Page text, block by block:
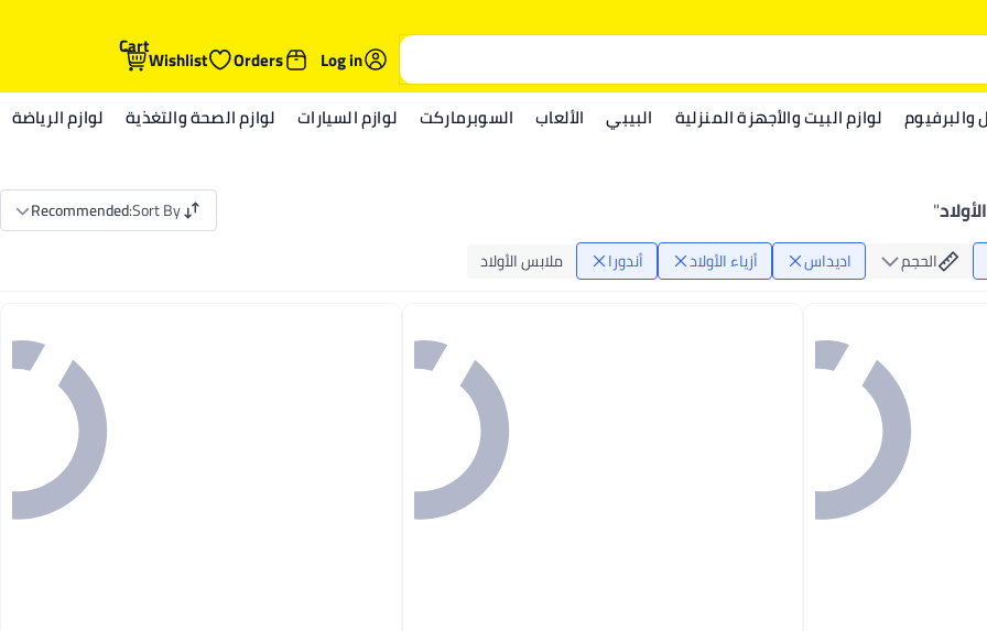
Log in
Orders
Wishlist
Cart
والبرفيوم لوازم البيت والأجهزة المنزلية البيبي الألعاب السوبرماركت لوازم السيارات لوازم الصحة والتغذية لوازم الرياضة
"
Sort By
:
Recommended
الحجم اديداس أزياء الأولاد أندورا ملابس الأولاد